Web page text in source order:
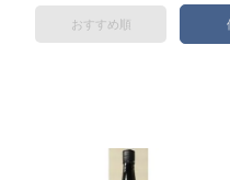
おすすめ順